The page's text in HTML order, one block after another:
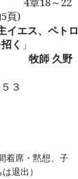
5頁)
イエス、ペトロ
く 」
牧師 久野
５３
着席・黙想、子
退出）